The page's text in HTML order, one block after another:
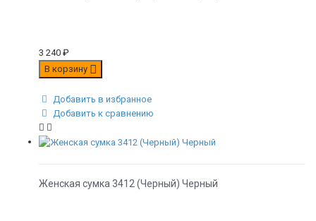
3 240 ₽
В корзину
Добавить в избранное
Добавить к сравнению
Женская сумка 3412 (Черный) Черный